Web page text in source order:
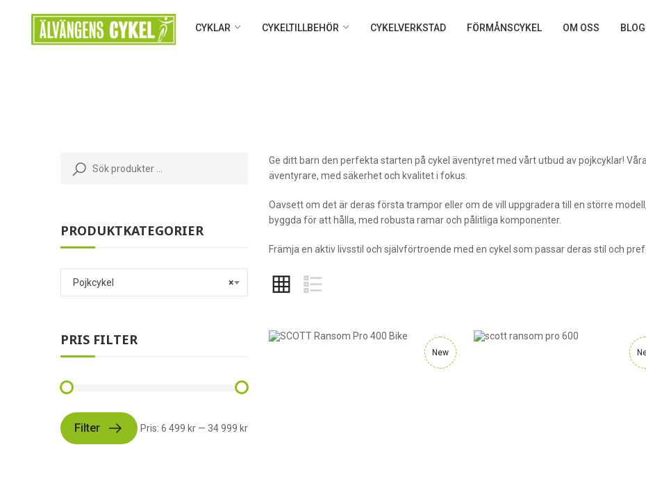
CYKLAR CYKELTILLBEHÖR CYKELVERKSTAD FÖRMÅNSCYKEL OM OSS
PRODUKTKATEGORIER
×
Pojkcykel
PRIS FILTER
Filter Pris: 6 499 kr — 34 999 kr
Ge ditt barn den perfekta starten på cykel äventyret med vårt utbud av pojkcyklar!
äventyrare, med säkerhet och kvalitet i fokus.
Oavsett om det är deras första trampor eller om de vill uppgradera till en större
byggda för att hålla, med robusta ramar och pålitliga komponenter.
Främja en aktiv livsstil och självförtroende med en cykel som passar deras stil och
New